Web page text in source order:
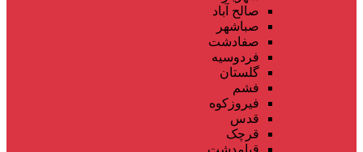
صالح آباد
صباشهر
صفادشت
فردوسیه
گلستان
فشم
فیروزکوه
قدس
قرچک
قیامدشت